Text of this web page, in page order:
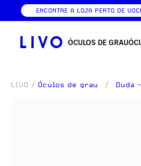
ENCONTRE A LOJA PERTO DE
ÓCULOS DE GRAU
LIVO / Óculos de grau / Duda